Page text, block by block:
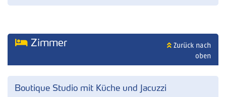
Zimmer
Zurück nach
oben
Boutique Studio mit Küche und Jacuzzi